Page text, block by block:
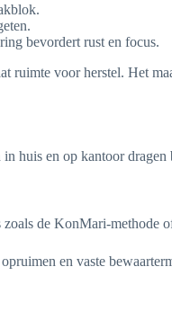
bevordert rust en focus.
voor herstel. Het
huis en op kantoor
de KonMari-
en vaste